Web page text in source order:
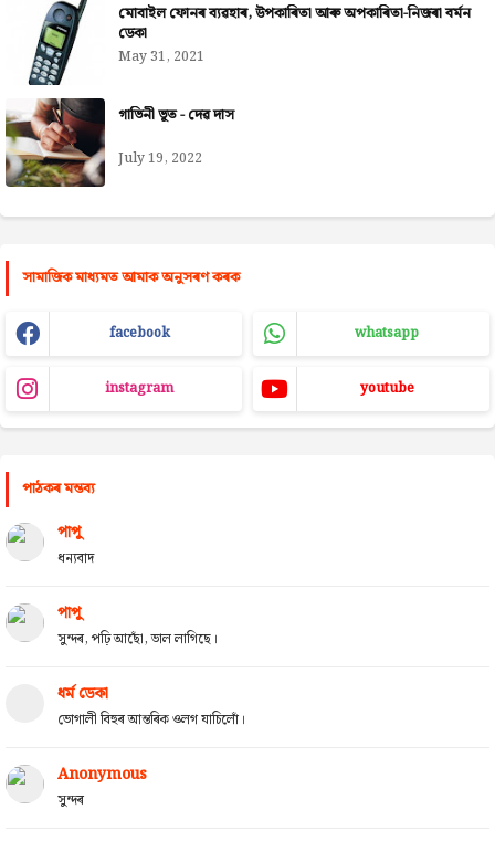
মোবাইল ফোনৰ ব্যৱহাৰ, উপকাৰিতা আৰু অপকাৰিতা-নিজৰা বৰ্মন
ডেকা
May 31, 2021
গাভিনী ভূত - দেৱ দাস
July 19, 2022
সামাজিক মাধ্যমত আমাক অনুসৰণ কৰক
facebook whatsapp
instagram youtube
পাঠকৰ মন্তব্য
পাপু
ধন্যবাদ
পাপু
সুন্দৰ, পঢ়ি আছোঁ, ভাল লাগিছে।
ধৰ্ম ডেকা
ভোগালী বিহুৰ আন্তৰিক ওলগ যাচিলোঁ।
Anonymous
সুন্দৰ